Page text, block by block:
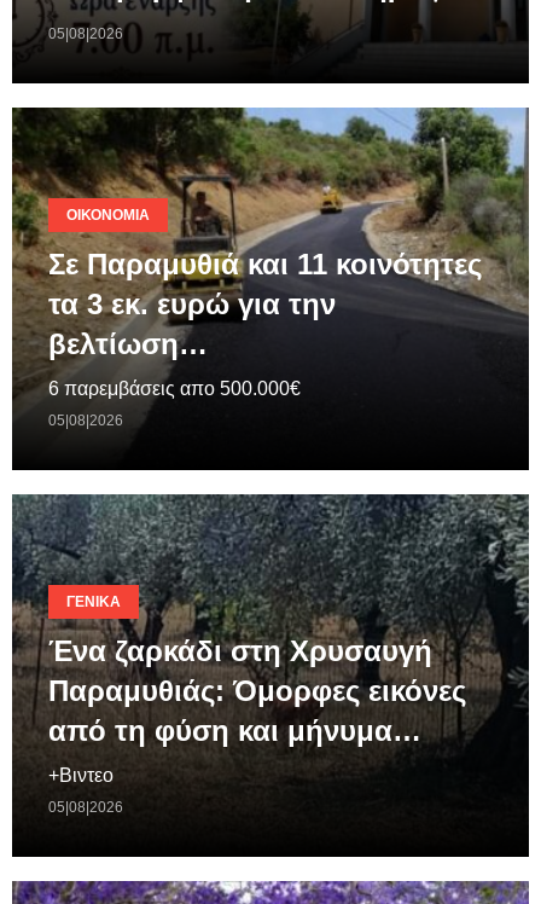
05|08|2026
ΟΙΚΟΝΟΜΊΑ
Σε Παραμυθιά και 11 κοινότητες
τα 3 εκ. ευρώ για την
βελτίωση…
6 παρεμβάσεις απο 500.000€
05|08|2026
ΓΕΝΙΚΆ
Ένα ζαρκάδι στη Χρυσαυγή
Παραμυθιάς: Όμορφες εικόνες
από τη φύση και μήνυμα…
+Βιντεο
05|08|2026